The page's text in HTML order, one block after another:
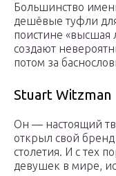
Большинство
дешёвые туфли
поистине «высшая
создают
потом за
Stuart Witzman
Он — настоящий
открыл свой
столетия. И с тех
девушек в мире,